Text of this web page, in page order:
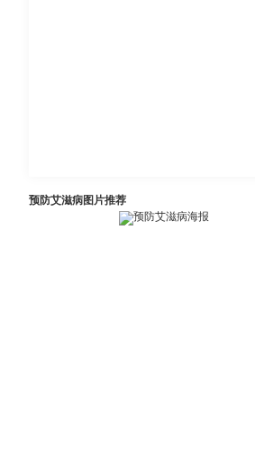
预防艾滋病图片推荐